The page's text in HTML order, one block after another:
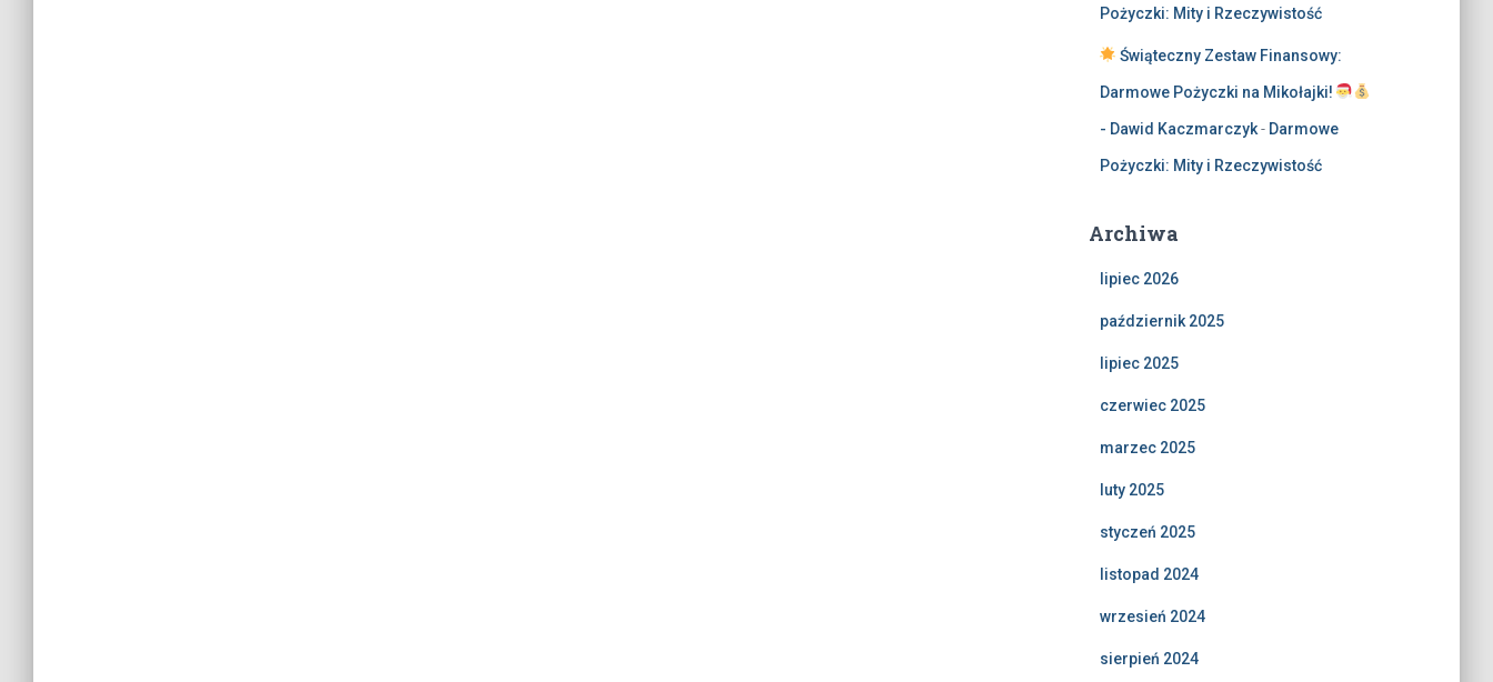
Pożyczki: Mity i Rzeczywistość
Świąteczny Zestaw Finansowy:
Darmowe Pożyczki na Mikołajki!
- Dawid Kaczmarczyk- Darmowe
Pożyczki: Mity i Rzeczywistość
Archiwa
lipiec 2026
październik 2025
lipiec 2025
czerwiec 2025
marzec 2025
luty 2025
styczeń 2025
listopad 2024
wrzesień 2024
sierpień 2024